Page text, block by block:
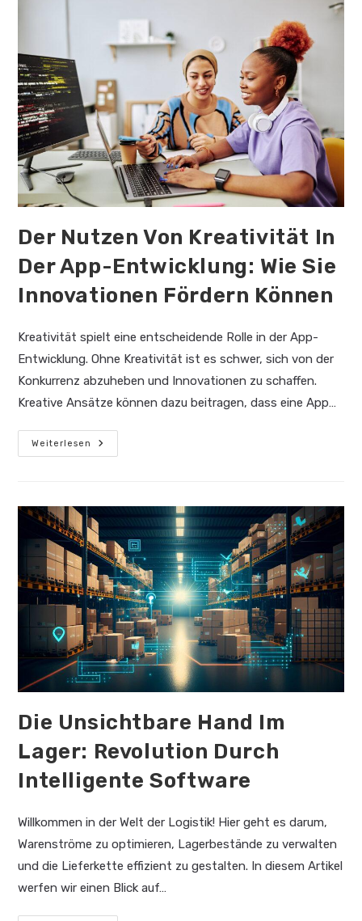
Robotern
Können
Der Nutzen Von Kreativität In
Der App-Entwicklung: Wie Sie
Innovationen Fördern Können
Kreativität spielt eine entscheidende Rolle in der App-
Entwicklung. Ohne Kreativität ist es schwer, sich von der
Konkurrenz abzuheben und Innovationen zu schaffen.
Kreative Ansätze können dazu beitragen, dass eine App…
Weiterlesen
Der
Nutzen
App-
Entwicklung:
Wie
Sie
Innovationen
Fördern
Können
Die Unsichtbare Hand Im
Lager: Revolution Durch
Intelligente Software
Willkommen in der Welt der Logistik! Hier geht es darum,
Warenströme zu optimieren, Lagerbestände zu verwalten
und die Lieferkette effizient zu gestalten. In diesem Artikel
werfen wir einen Blick auf…